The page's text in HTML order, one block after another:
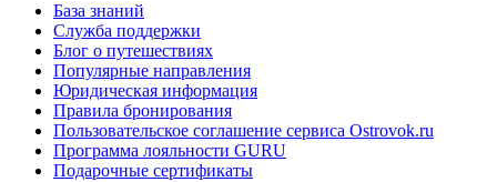
База знаний
Служба поддержки
Блог о путешествиях
Популярные направления
Юридическая информация
Правила бронирования
Пользовательское соглашение сервиса Ostrovok.ru
Программа лояльности GURU
Подарочные сертификаты